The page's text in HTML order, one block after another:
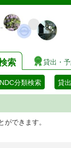
索 貸出・
NDC分類検索 貸
できます。